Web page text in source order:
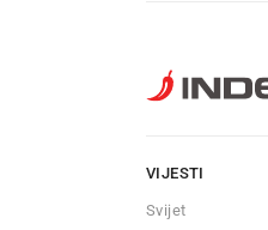
VIJESTI
Svijet